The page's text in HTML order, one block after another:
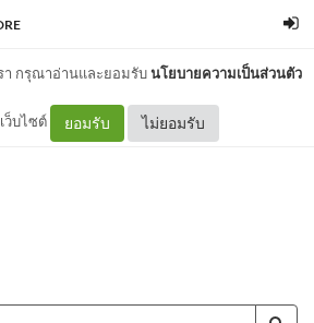
า กรุณาอ่านและยอมรับนโยบายความเป็นส่วนตัว
ว็บไซต์ ยอมรับ ไม่ยอมรับ